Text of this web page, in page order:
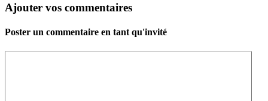
Ajouter vos commentaires
Poster un commentaire en tant qu'invité